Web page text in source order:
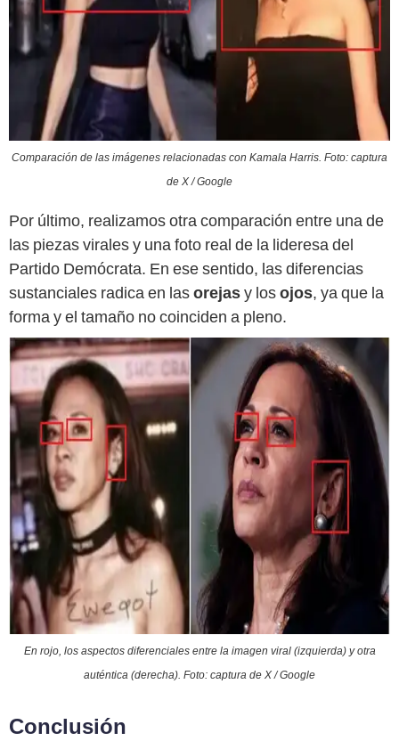
Comparación de las imágenes relacionadas con Kamala Harris. Foto: captura
de X / Google
Por último, realizamos otra comparación entre una de
las piezas virales y una foto real de la lideresa del
Partido Demócrata. En ese sentido, las diferencias
sustanciales radica en lasorejasy losojos, ya que la
forma y el tamaño no coinciden a pleno.
En rojo, los aspectos diferenciales entre la imagen viral (izquierda) y otra
auténtica (derecha). Foto: captura de X / Google
Conclusión